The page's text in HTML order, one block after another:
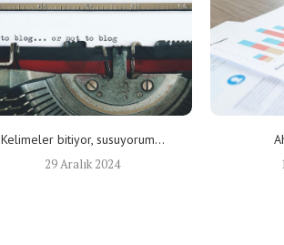
Kelimeler bitiyor, susuyorum…
29 Aralık 2024